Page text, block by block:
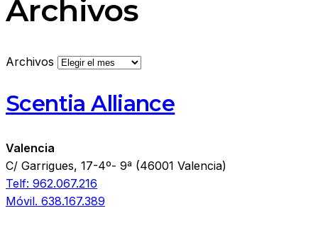
Archivos
Archivos
Scentia Alliance
Valencia
C/ Garrigues, 17-4º- 9ª (46001 Valencia)
Telf: 962.067.216
Móvil. 638.167.389